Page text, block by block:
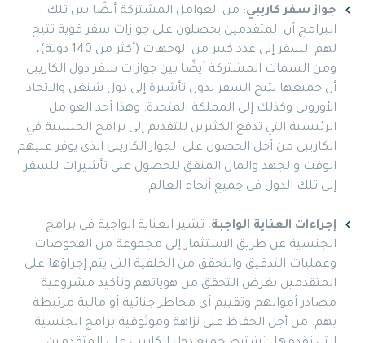
جواز سفر كاريبي: من العوامل المشتركة أيضًا بين تلك
البرامج أن المتقدمين يحصلون على جوازات سفر قوية تتيح
لهم السفر إلى عدد كبير من الوجهات (أكثر من 140 دولة)،
ومن السمات المشتركة أيضًا بين جوازات سفر دول الكاريبي
أن جميعها يتيح السفر بدون تأشيرة إلى دول شنغن والاتحاد
الأوروبي وكذلك إلى المملكة المتحدة. وهذا أحد العوامل
الرئيسية التي تدفع الكثيرين للتقديم إلى برامج الجنسية في
الكاريبي من أجل الحصول على الجواز الكاريبي الذي يوفر عليهم
الوقت والجهد والمال المنفق للحصول على تأشيرات للسفر
إلى تلك الدول في جميع أنحاء العالم.
إجراءات العناية الواجبة: تشير العناية الواجبة في برامج
الجنسية عن طريق الاستثمار إلى مجموعة من الفحوصات
وعمليات التدقيق والتحقق من الخلفية التي يتم إجراؤها على
المتقدمين بغرض التحقق من هوياتهم وتأكيد مشروعية
مصادر أموالهم وتقييم أي مخاطر جنائية أو مالية مرتبطة
بهم. من أجل الحفاظ على نزاهة وموثوقية برامج الجنسية